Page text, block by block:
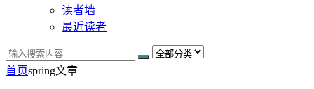
读者墙
最近读者
首页spring文章